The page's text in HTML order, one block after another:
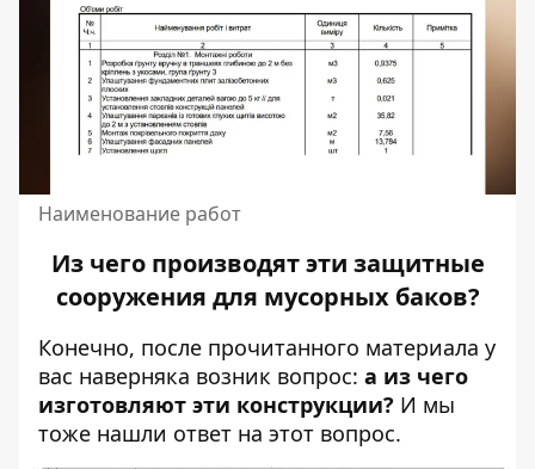
Наименование работ
Из чего производят эти защитные
сооружения для мусорных баков?
Конечно, после прочитанного материала у
вас наверняка возник вопрос: а из чего
изготовляют эти конструкции? И мы
тоже нашли ответ на этот вопрос.